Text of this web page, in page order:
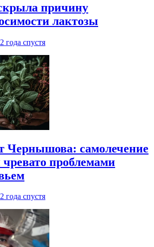
причину
лактозы
2 года спустя
Чернышова: самолечение
проблемами
2 года спустя